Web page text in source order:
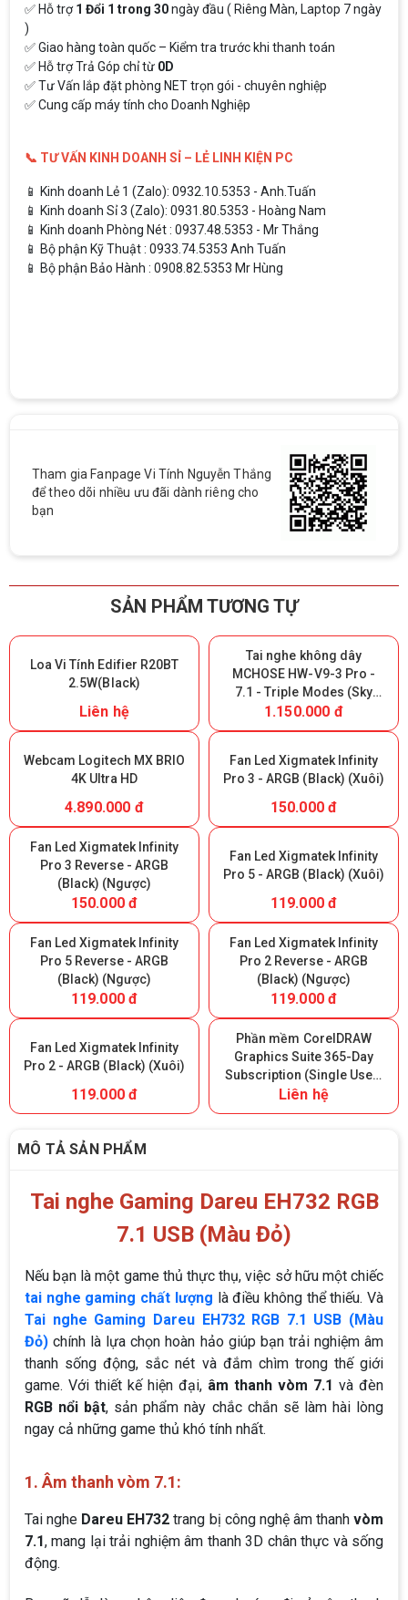
✅ Hỗ trợ1 Đổi 1 trong 30ngày đầu ( Riêng Màn, Laptop 7 ngày
)
✅ Giao hàng toàn quốc – Kiểm tra trước khi thanh toán
✅ Hỗ trợ Trả Góp chỉ từ 0D
✅ Tư Vấn lắp đặt phòng NET trọn gói - chuyên nghiệp
✅ Cung cấp máy tính cho Doanh Nghiệp
📞 TƯ VẤN KINH DOANH SỈ – LẺ LINH KIỆN PC
📱 Kinh doanh Lẻ 1 (Zalo): 0932.10.5353 - Anh.Tuấn
📱 Kinh doanh Sỉ 3 (Zalo): 0931.80.5353 - Hoàng Nam
📱 Kinh doanh Phòng Nét : 0937.48.5353 - Mr Thắng
📱 Bộ phận Kỹ Thuật : 0933.74.5353 Anh Tuấn
📱 Bộ phận Bảo Hành : 0908.82.5353 Mr Hùng
Tham gia Fanpage Vi Tính Nguyễn Thắng
để theo dõi nhiều ưu đãi dành riêng cho
bạn
SẢN PHẨM TƯƠNG TỰ
Loa Vi Tính Edifier R20BT
2.5W(Black)
Liên hệ
Tai nghe không dây
MCHOSE HW-V9-3 Pro -
7.1 - Triple Modes (Sky
White) (Giữ lại Box để bảo
hành)
1.150.000 đ
Webcam Logitech MX BRIO
4K Ultra HD
4.890.000 đ
Fan Led Xigmatek Infinity
Pro 3 - ARGB (Black) (Xuôi)
150.000 đ
Fan Led Xigmatek Infinity
Pro 3 Reverse - ARGB
(Black) (Ngược)
150.000 đ
Fan Led Xigmatek Infinity
Pro 5 - ARGB (Black) (Xuôi)
119.000 đ
Fan Led Xigmatek Infinity
Pro 5 Reverse - ARGB
(Black) (Ngược)
119.000 đ
Fan Led Xigmatek Infinity
Pro 2 Reverse - ARGB
(Black) (Ngược)
119.000 đ
Fan Led Xigmatek Infinity
Pro 2 - ARGB (Black) (Xuôi)
119.000 đ
Phần mềm CorelDRAW
Graphics Suite 365-Day
Subscription (Single User)
- 365 ngày
Liên hệ
MÔ TẢ SẢN PHẨM
Tai nghe Gaming Dareu EH732 RGB
7.1 USB (Màu Đỏ)
Nếu bạn là một game thủ thực thụ, việc sở hữu một chiếc
tai nghe gaming chất lượng là điều không thể thiếu. Và
Tai nghe Gaming Dareu EH732 RGB 7.1 USB (Màu
Đỏ) chính là lựa chọn hoàn hảo giúp bạn trải nghiệm âm
thanh sống động, sắc nét và đắm chìm trong thế giới
game. Với thiết kế hiện đại, âm thanh vòm 7.1 và đèn
RGB nổi bật, sản phẩm này chắc chắn sẽ làm hài lòng
ngay cả những game thủ khó tính nhất.
1. Âm thanh vòm 7.1:
Tai nghe Dareu EH732 trang bị công nghệ âm thanhvòm
7.1, mang lại trải nghiệm âm thanh 3D chân thực và sống
động.